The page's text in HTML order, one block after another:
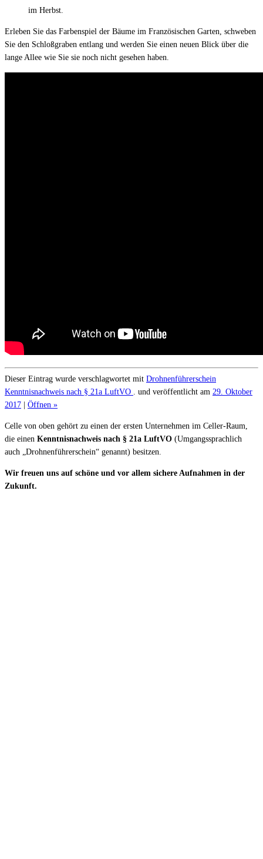
im Herbst.
Erleben Sie das Farbenspiel der Bäume im Französischen Garten, schweben
Sie den Schloßgraben entlang und werden Sie einen neuen Blick über die
lange Allee wie Sie sie noch nicht gesehen haben.
Dieser Eintrag wurde verschlagwortet mit Drohnenführerschein
Kenntnisnachweis nach § 21a LuftVO
. und veröffentlicht am 29. Oktober
2017
Öffnen »
Celle von oben gehört zu einen der ersten Unternehmen im Celler-Raum,
die einen Kenntnisnachweis nach § 21a LuftVO (Umgangssprachlich
auch „Drohnenführerschein“ genannt) besitzen.
Wir freuen uns auf schöne und vor allem sichere Aufnahmen in der
Zukunft.